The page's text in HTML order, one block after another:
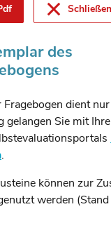
Schließen
des
Fragebogen dient
gelangen Sie mit
.
können zur
werden